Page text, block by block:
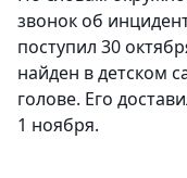
звонок об
поступил 30
найден в детском
голове. Его
1 ноября.